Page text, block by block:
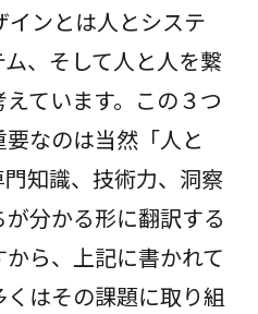
ンとは人とシステ
、そして人と人を繋
ています。この３つ
なのは当然「人と
知識、技術力、洞察
分かる形に翻訳する
ら、上記に書かれて
はその課題に取り組